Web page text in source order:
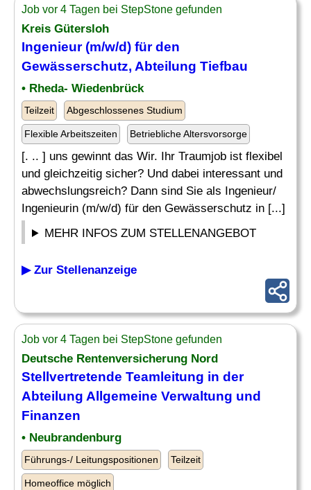
Job vor 4 Tagen bei StepStone gefunden
Kreis Gütersloh
Ingenieur (m/w/d) für den
Gewässerschutz, Abteilung Tiefbau
• Rheda- Wiedenbrück
Teilzeit Abgeschlossenes Studium
Flexible Arbeitszeiten Betriebliche Altersvorsorge
[. .. ] uns gewinnt das Wir. Ihr Traumjob ist flexibel
und gleichzeitig sicher? Und dabei interessant und
abwechslungsreich? Dann sind Sie als Ingenieur/
Ingenieurin (m/w/d) für den Gewässerschutz in [...]
MEHR INFOS ZUM STELLENANGEBOT
▶ Zur Stellenanzeige
Job vor 4 Tagen bei StepStone gefunden
Deutsche Rentenversicherung Nord
Stellvertretende Teamleitung in der
Abteilung Allgemeine Verwaltung und
Finanzen
• Neubrandenburg
Führungs-/ Leitungspositionen Teilzeit
Homeoffice möglich